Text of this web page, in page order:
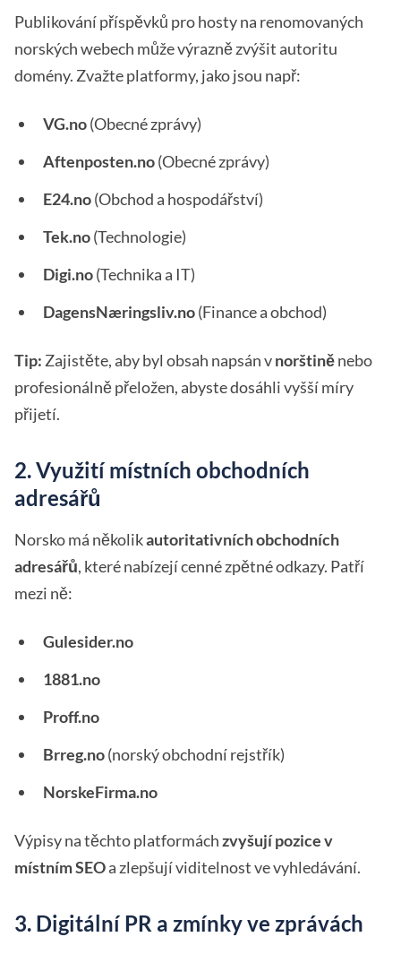
Publikování příspěvků pro hosty na renomovaných
norských webech může výrazně zvýšit autoritu
domény. Zvažte platformy, jako jsou např:
VG.no(Obecné zprávy)
Aftenposten.no(Obecné zprávy)
E24.no(Obchod a hospodářství)
Tek.no(Technologie)
Digi.no(Technika a IT)
DagensNæringsliv.no(Finance a obchod)
Tip: Zajistěte, aby byl obsah napsán vnorštiněnebo
profesionálně přeložen, abyste dosáhli vyšší míry
přijetí.
2. Využití místních obchodních
adresářů
Norsko má několikautoritativních obchodních
adresářů, které nabízejí cenné zpětné odkazy. Patří
mezi ně:
Gulesider.no
1881.no
Proff.no
Brreg.no(norský obchodní rejstřík)
NorskeFirma.no
Výpisy na těchto platformáchzvyšují pozice v
místním SEOa zlepšují viditelnost ve vyhledávání.
3. Digitální PR a zmínky ve zprávách